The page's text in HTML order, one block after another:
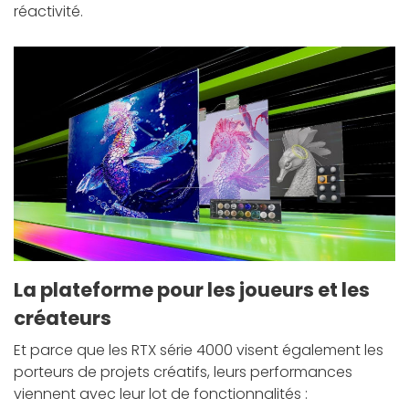
réactivité.
La plateforme pour les joueurs et les
créateurs
Et parce que les RTX série 4000 visent également les
porteurs de projets créatifs, leurs performances
viennent avec leur lot de fonctionnalités :